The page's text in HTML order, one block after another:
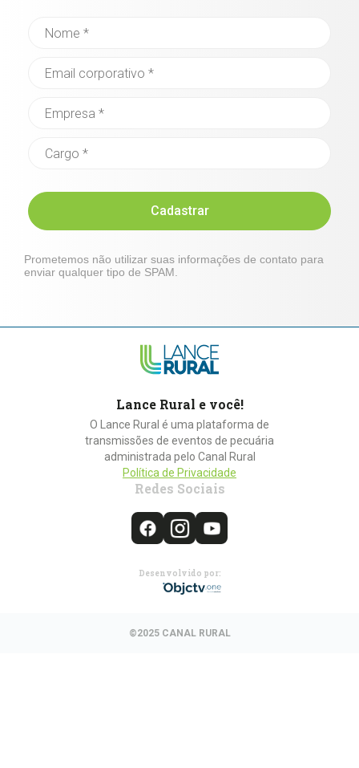
Cadastrar
Prometemos não utilizar suas informações de contato para
enviar qualquer tipo de SPAM.
Lance Rural e você!
O Lance Rural é uma plataforma de
transmissões de eventos de pecuária
administrada pelo Canal Rural
Política de Privacidade
Redes Sociais
Desenvolvido por:
©2025 CANAL RURAL